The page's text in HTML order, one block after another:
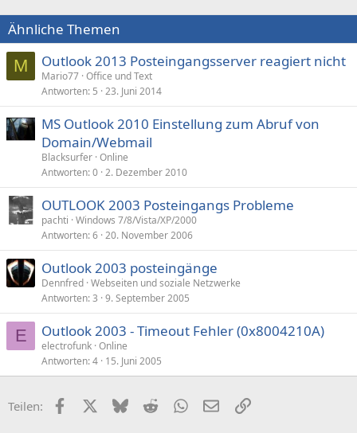
Ähnliche Themen
M Outlook 2013 Posteingangsserver reagiert nicht
Mario77 Office und Text
Antworten 5 23. Juni 2014
MS Outlook 2010 Einstellung zum Abruf von
Domain/Webmail
Blacksurfer Online
Antworten 0 2. Dezember 2010
OUTLOOK 2003 Posteingangs Probleme
pachti Windows 7/8/Vista/XP/2000
Antworten 6 20. November 2006
Outlook 2003 posteingänge
Dennfred Webseiten und soziale Netzwerke
Antworten 3 9. September 2005
E Outlook 2003 - Timeout Fehler (0x8004210A)
electrofunk Online
Antworten 4 15. Juni 2005
Teilen: FacebookX (Twitter)
BlueskyRedditWhatsApp
E-MailLink